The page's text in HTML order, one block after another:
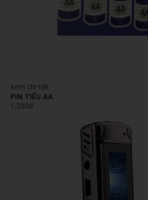
Xem chi tiết
PIN TIỂU AA
1,500đ